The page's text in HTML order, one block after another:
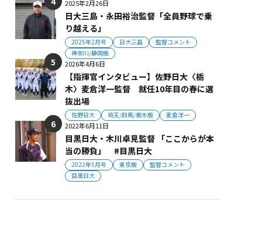
2025年2月26日
日大三島・永田裕治監督「全員野球で乗
り越える」
2025年2月号 日大三島
監督コメント
神奈川/静岡版
2026年4月6日
【指揮官インタビュー】佐野日大〈栃
木〉麦倉洋一監督 就任10年目の春に選
抜出場
佐野日大 埼玉/群馬/栃木版 麦倉洋一
2022年6月11日
目黒日大・木川卓見監督 「ここからが本
当の勝負」 #目黒日大
2022年5月号 東京版
監督コメント
目黒日大